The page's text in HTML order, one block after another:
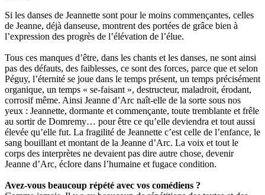
Si les danses de Jeannette sont pour le moins commençantes, celles
de Jeanne, déjà danseuse, montrent des portées de grâce bien à
l’expression des progrès de l’élévation de l’élue.
Tous ces manques d’être, dans les chants et les danses, ne sont ainsi
pas des défauts, des faiblesses, ce sont des forces, parce que et selon
Péguy, l’éternité se joue dans le temps présent, un temps précisément
organique, un temps « se-faisant », destructeur, maladroit, érodant,
corrosif même. Ainsi Jeanne d’Arc naît-elle de la sorte sous nos
yeux : Jeannette, dormante et commençante, toute tremblante et frêle
au sortir de Domremy… pour être ce qu’elle deviendra et tout aussi
élevée qu’elle fut. La fragilité de Jeannette c’est celle de l’enfance, le
sang bouillant et montant de la Jeanne d’Arc. La voix et tout le
corps des interprètes ne devaient pas dire autre chose, devenir
Jeanne d’Arc, éclore dans l’humaine et fugace condition.
Avez-vous beaucoup répété avec vos comédiens ?